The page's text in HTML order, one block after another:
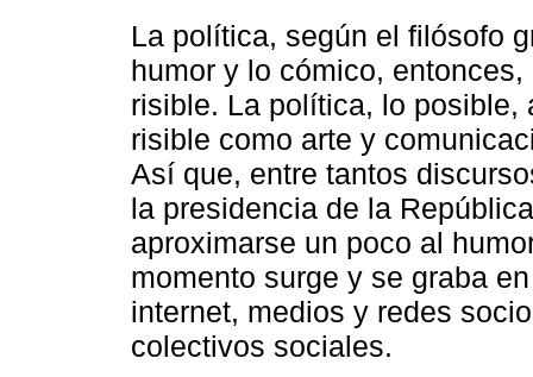
La política, según el filósofo
humor y lo cómico,
risible. La política, lo posible,
risible como arte y
Así que, entre tantos
la presidencia de la
aproximarse un poco al
momento surge y se graba
internet, medios y redes
colectivos sociales.